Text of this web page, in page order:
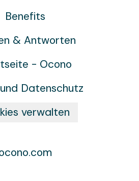
Benefits
& Antworten
- Ocono
Datenschutz
verwalten